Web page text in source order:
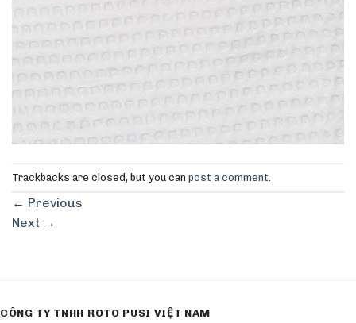
Trackbacks are closed, but you can post a comment
← Previous
Next →
CÔNG TY TNHH ROTO PUSI VIỆT NAM